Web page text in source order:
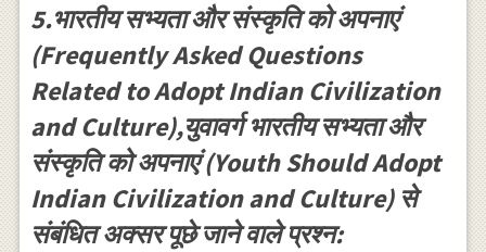
5.भारतीय सभ्यता और संस्कृति को अपनाएं
(Frequently Asked Questions
Related to Adopt Indian Civilization
and Culture),युवावर्ग भारतीय सभ्यता और
संस्कृति को अपनाएं (Youth Should Adopt
Indian Civilization and Culture) से
संबंधित अक्सर पूछे जाने वाले प्रश्न: